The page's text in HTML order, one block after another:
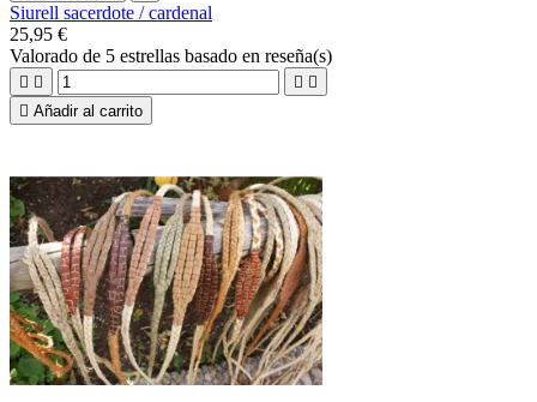
Siurell sacerdote / cardenal
25,95 €
Valorado de 5 estrellas basado en reseña(s)
   
 Añadir al carrito